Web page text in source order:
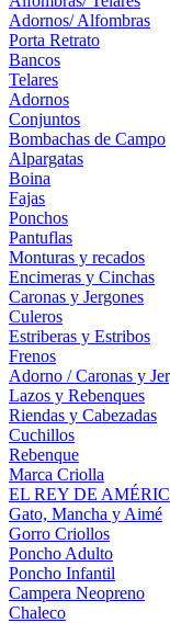
Adornos/ Alfombras
Porta Retrato
Bancos
Telares
Adornos
Conjuntos
Bombachas de Campo
Alpargatas
Boina
Fajas
Ponchos
Pantuflas
Monturas y recados
Encimeras y Cinchas
Caronas y Jergones
Culeros
Estriberas y Estribos
Frenos
Adorno / Caronas y
Lazos y Rebenques
Riendas y Cabezadas
Cuchillos
Rebenque
Marca Criolla
EL REY DE
Gato, Mancha y Aimé
Gorro Criollos
Poncho Adulto
Poncho Infantil
Campera Neopreno
Chaleco